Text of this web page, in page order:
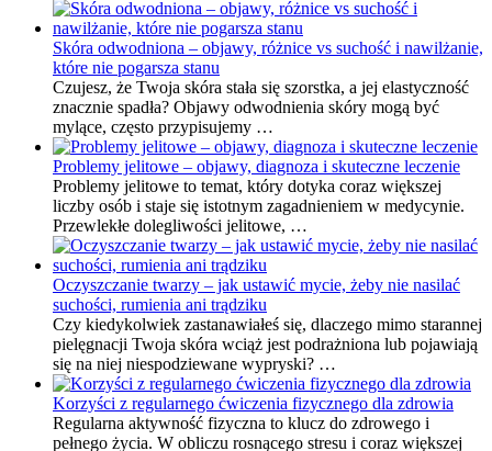
Skóra odwodniona – objawy, różnice vs suchość i nawilżanie,
które nie pogarsza stanu
Czujesz, że Twoja skóra stała się szorstka, a jej elastyczność
znacznie spadła? Objawy odwodnienia skóry mogą być
mylące, często przypisujemy …
Problemy jelitowe – objawy, diagnoza i skuteczne leczenie
Problemy jelitowe to temat, który dotyka coraz większej
liczby osób i staje się istotnym zagadnieniem w medycynie.
Przewlekłe dolegliwości jelitowe, …
Oczyszczanie twarzy – jak ustawić mycie, żeby nie nasilać
suchości, rumienia ani trądziku
Czy kiedykolwiek zastanawiałeś się, dlaczego mimo starannej
pielęgnacji Twoja skóra wciąż jest podrażniona lub pojawiają
się na niej niespodziewane wypryski? …
Korzyści z regularnego ćwiczenia fizycznego dla zdrowia
Regularna aktywność fizyczna to klucz do zdrowego i
pełnego życia. W obliczu rosnącego stresu i coraz większej